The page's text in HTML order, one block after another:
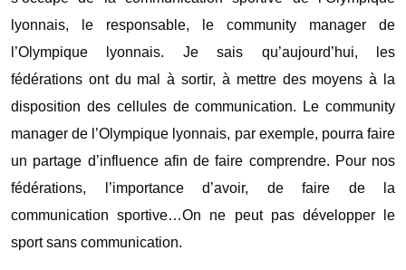
lyonnais, le responsable, le community manager de
l’Olympique lyonnais. Je sais qu’aujourd’hui, les
fédérations ont du mal à sortir, à mettre des moyens à la
disposition des cellules de communication. Le community
manager de l’Olympique lyonnais, par exemple, pourra faire
un partage d’influence afin de faire comprendre. Pour nos
fédérations, l’importance d’avoir, de faire de la
communication sportive…On ne peut pas développer le
sport sans communication.